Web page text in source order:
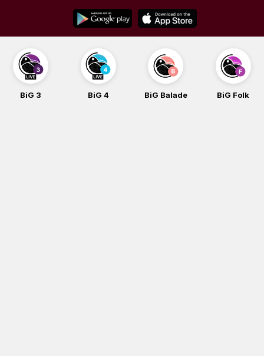
content
BiG 3 BiG 4 BiG Balade BiG Folk